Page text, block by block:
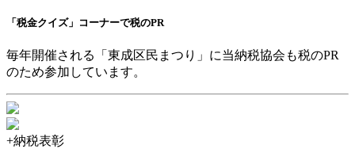
「税金クイズ」コーナーで税のPR
毎年開催される「東成区民まつり」に当納税協会も税のPR
のため参加しています。
+納税表彰